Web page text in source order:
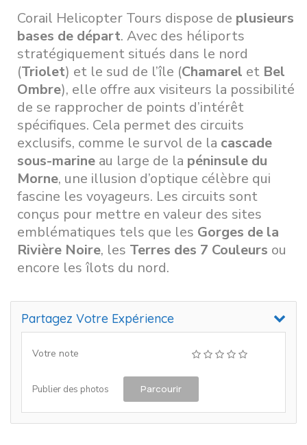
Corail Helicopter Tours dispose de plusieurs
bases de départ. Avec des héliports
stratégiquement situés dans le nord
(Triolet) et le sud de l’île (Chamarel et Bel
Ombre), elle offre aux visiteurs la possibilité
de se rapprocher de points d’intérêt
spécifiques. Cela permet des circuits
exclusifs, comme le survol de la cascade
sous-marine au large de la péninsule du
Morne, une illusion d’optique célèbre qui
fascine les voyageurs. Les circuits sont
conçus pour mettre en valeur des sites
emblématiques tels que les Gorges de la
Rivière Noire, les Terres des 7 Couleurs ou
encore les îlots du nord.
Partagez Votre Expérience
Votre note
Publier des photos Parcourir